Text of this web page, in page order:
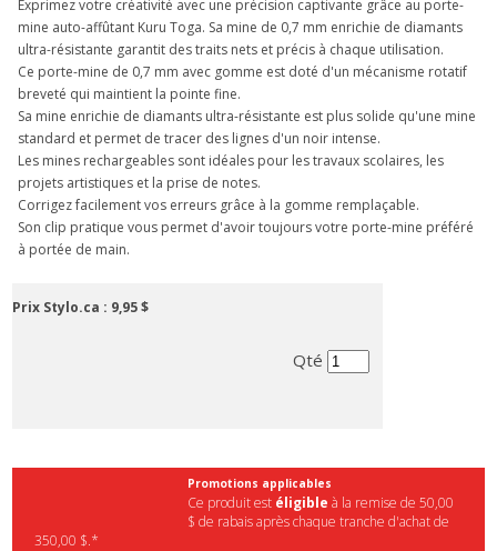
Exprimez votre créativité avec une précision captivante grâce au porte-
mine auto-affûtant Kuru Toga. Sa mine de 0,7 mm enrichie de diamants
ultra-résistante garantit des traits nets et précis à chaque utilisation.
Ce porte-mine de 0,7 mm avec gomme est doté d'un mécanisme rotatif
breveté qui maintient la pointe fine.
Sa mine enrichie de diamants ultra-résistante est plus solide qu'une mine
standard et permet de tracer des lignes d'un noir intense.
Les mines rechargeables sont idéales pour les travaux scolaires, les
projets artistiques et la prise de notes.
Corrigez facilement vos erreurs grâce à la gomme remplaçable.
Son clip pratique vous permet d'avoir toujours votre porte-mine préféré
à portée de main.
Prix Stylo.ca : 9,95 $
Qté
Promotions applicables
Ce produit est éligible à la remise de 50,00
$ de rabais après chaque tranche d'achat de
350,00 $.*